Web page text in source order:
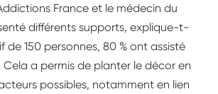
France et le médecin du
différents supports, explique-t-
de 150 personnes, 80 % ont assisté
a permis de planter le décor en
possibles, notamment en lien